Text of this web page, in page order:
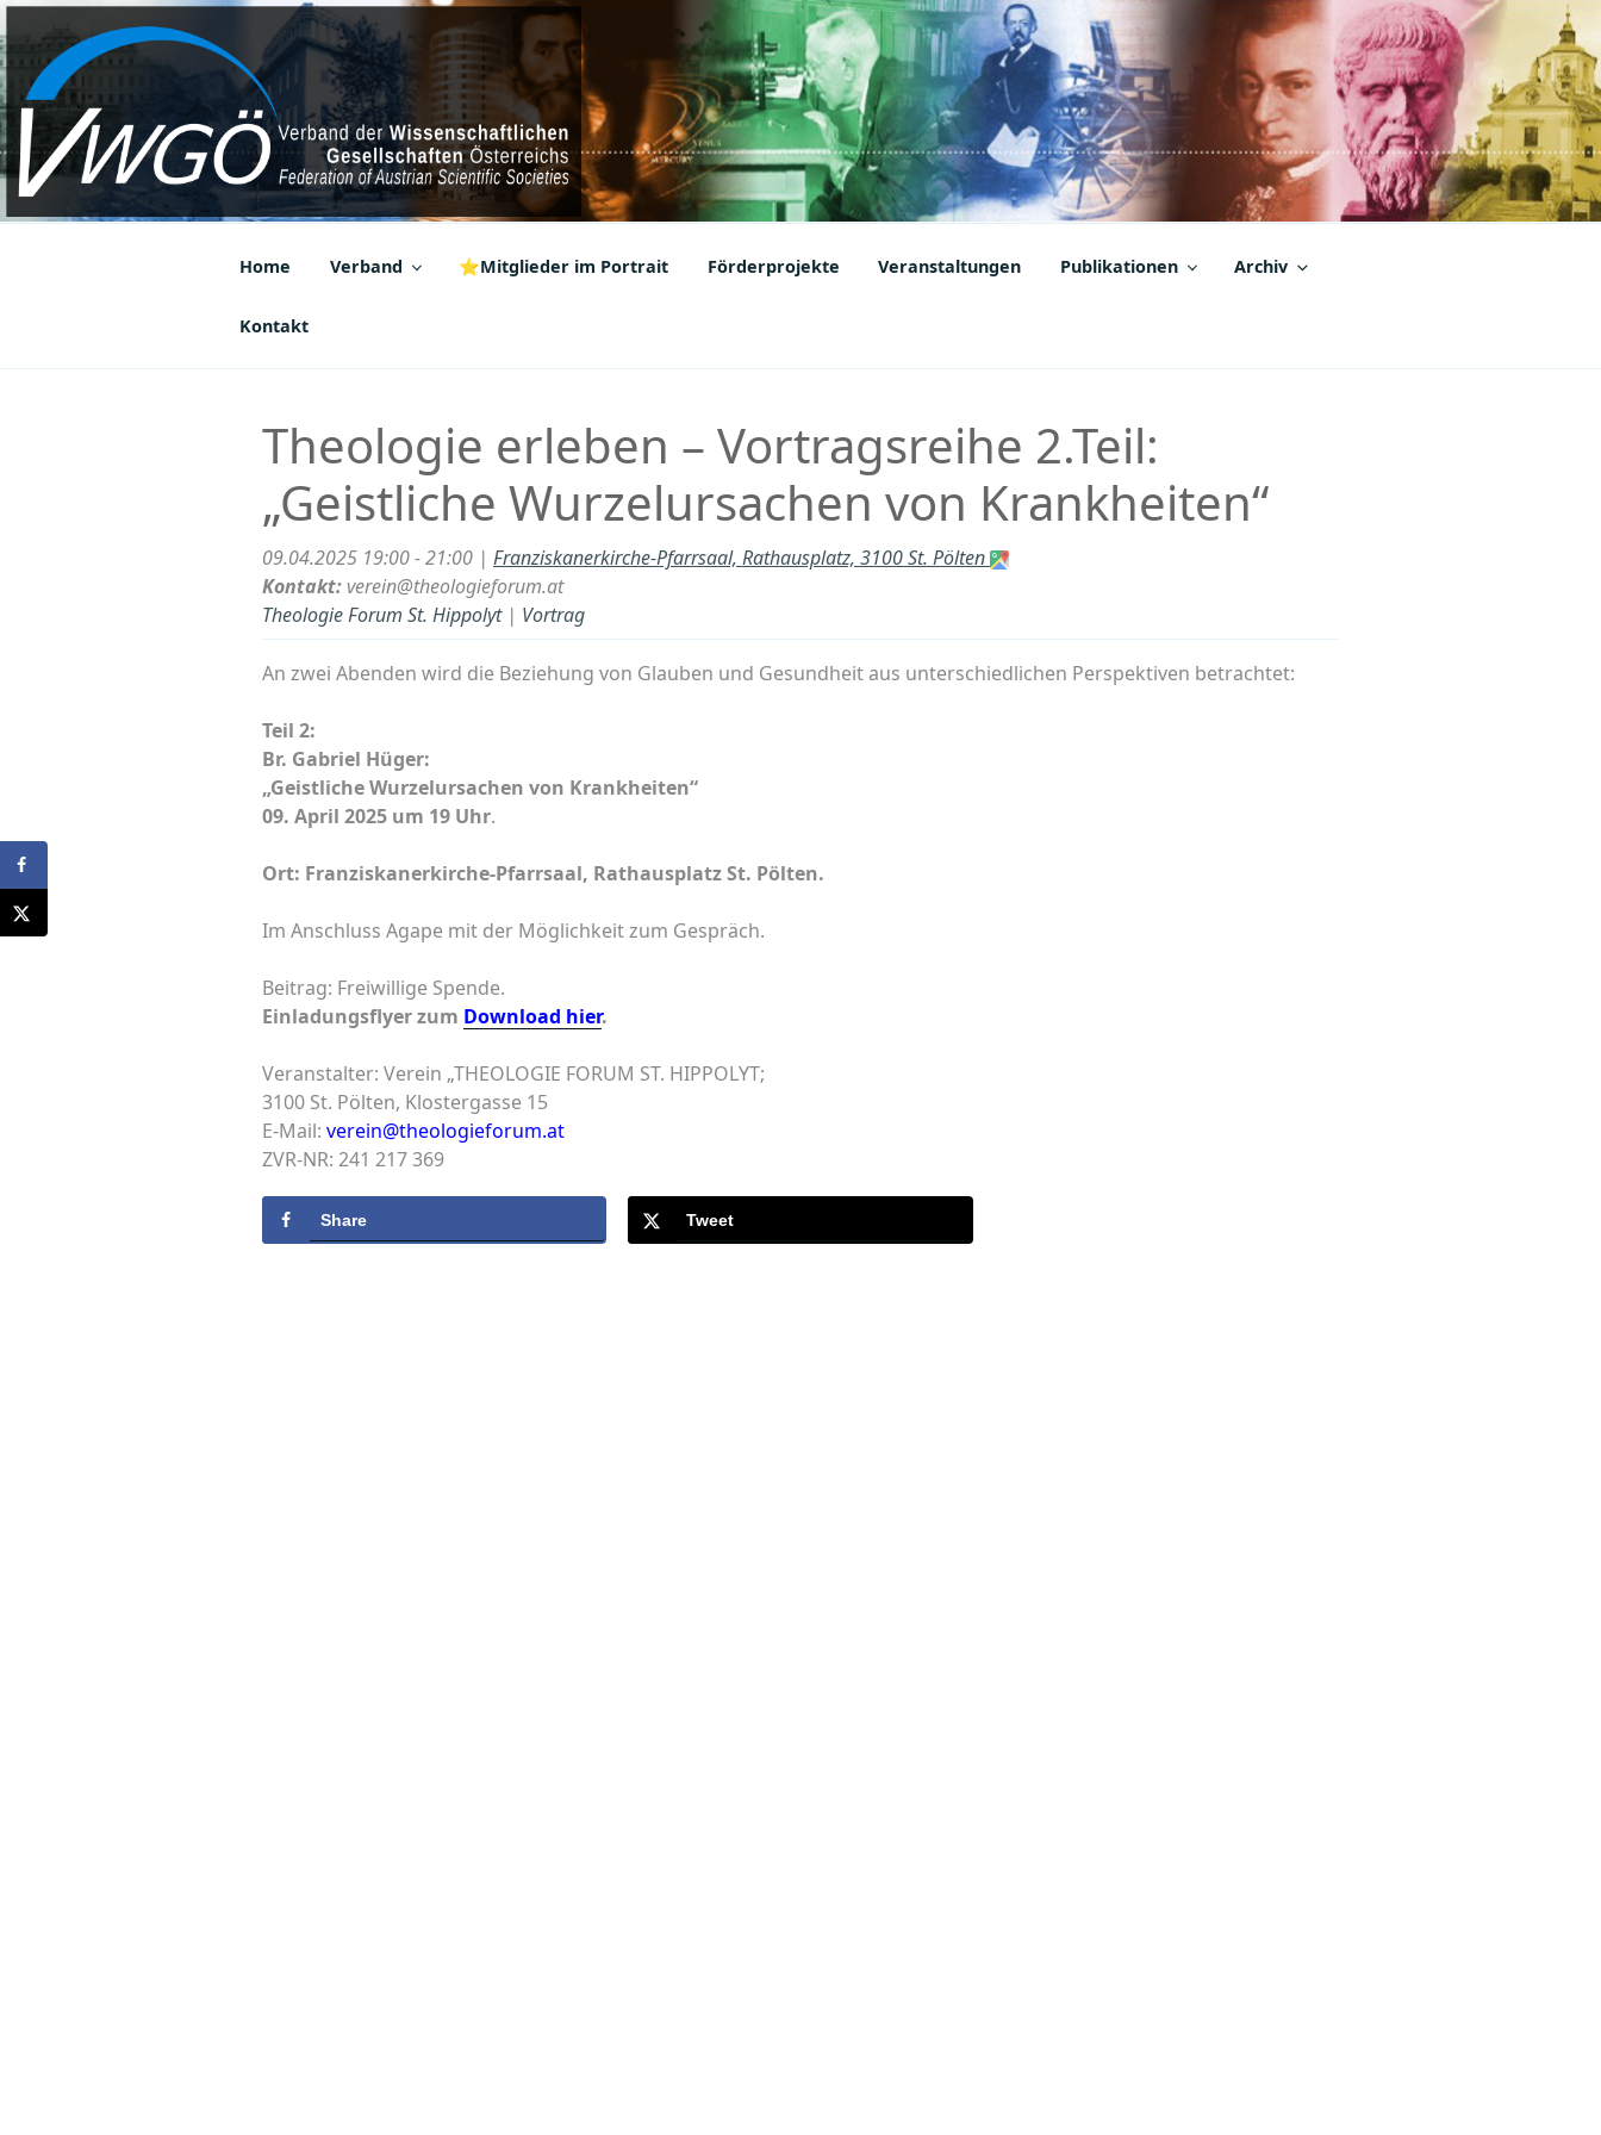
Zum
Inhalt
springen
VWGÖ
Federation of Austrian Scientific Societies
Home Verband ⭐Mitglieder im Portrait Förderprojekte Veranstaltungen Publikationen Archiv
Kontakt
Theologie erleben – Vortragsreihe 2.Teil:
„Geistliche Wurzelursachen von Krankheiten“
09.04.2025 19:00 - 21:00 | Franziskanerkirche-Pfarrsaal, Rathausplatz, 3100 St. Pölten
Kontakt: verein@theologieforum.at
Theologie Forum St. Hippolyt| Vortrag
An zwei Abenden wird die Beziehung von Glauben und Gesundheit aus unterschiedlichen Perspektiven betrachtet:
Teil 2:
Br. Gabriel Hüger:
„Geistliche Wurzelursachen von Krankheiten“
09. April 2025 um 19 Uhr.
Ort: Franziskanerkirche-Pfarrsaal, Rathausplatz St. Pölten.
Im Anschluss Agape mit der Möglichkeit zum Gespräch.
Beitrag: Freiwillige Spende.
Einladungsflyer zum Download hier.
Veranstalter: Verein „THEOLOGIE FORUM ST. HIPPOLYT;
3100 St. Pölten, Klostergasse 15
E-Mail: verein@theologieforum.at
ZVR-NR: 241 217 369
Share Tweet